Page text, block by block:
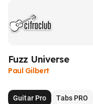
Fuzz Universe
Paul Gilbert
Guitar Pro Tabs PRO